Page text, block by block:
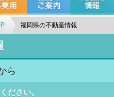
福岡県の不動産情報
ら
ださい。